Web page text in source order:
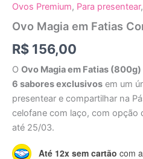
Ovos Premium, Para presentear,
Ovo Magia em Fatias
R$ 156,00
O Ovo Magia em Fatias (800g)
6 sabores exclusivos em um
presentear e compartilhar na
celofane com laço, com opção
até 25/03.
Até 12x sem cartão com